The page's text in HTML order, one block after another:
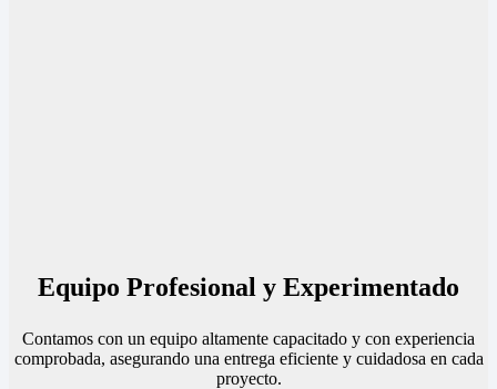
Equipo Profesional y Experimentado
Contamos con un equipo altamente capacitado y con experiencia
comprobada, asegurando una entrega eficiente y cuidadosa en cada
proyecto.